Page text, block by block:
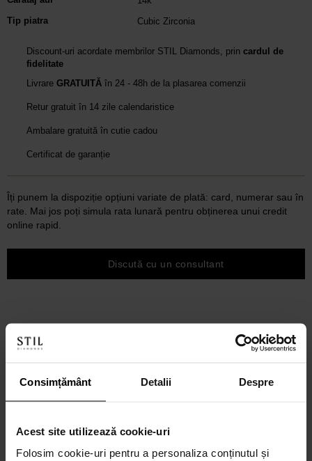
Consimțământ Detalii Despre
Acest site utilizează cookie-uri
Folosim cookie-uri pentru a personaliza conținutul și
Tip piatra
Cubic Zirconia
Discount-uri acordate membrilor STIL Diamonds, prin cardul de
fidelitate
Livrare GRATUITĂ în 24 - 48h de la plasarea comenzii
Retur gratuit în 14 zile calendaristice
Ambalare gratuită în cutie cadou
Certificat de garanție
Îți punem la dispoziție opțiuni variate de plată: card, numerar sau în
rate. Mai jos poți simula rata lunară pentru obținerea unui credit
online rapid.
Discută cu un consultant